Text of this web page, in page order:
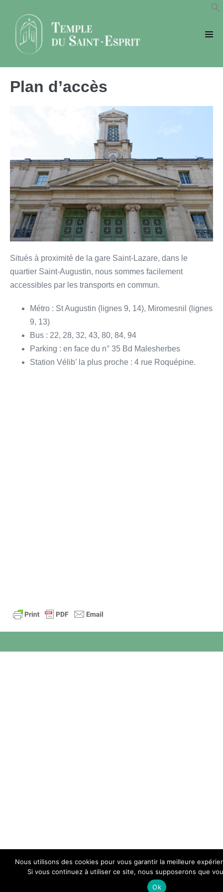
contenu
Plan d’accès
Situés à proximité de la gare Saint-Lazare, dans le
quartier Saint-Augustin, nous sommes facilement
accessibles par les transports en commun.
Métro : St Augustin (lignes 9, 14), Miromesnil (lignes
9, 13)
Bus : 22, 28, 32, 43, 80, 84, 94
Parking : en face du n° 35 Bd Malesherbes
Station Vélib’ la plus proche : 4 rue Roquépine.
Nous utilisons des cookies pour vous garantir la meilleure
Si vous continuez à utiliser ce site, nous supposerons que
Ok